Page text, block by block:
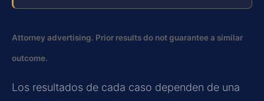
Attorney advertising. Prior results do not guarantee a similar
outcome.
Los resultados de cada caso dependen de una